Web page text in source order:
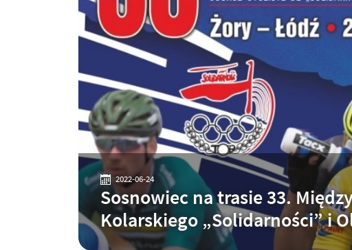
2022-06-24
Sosnowiec na trasie 33.
Kolarskiego „Solidarności” i